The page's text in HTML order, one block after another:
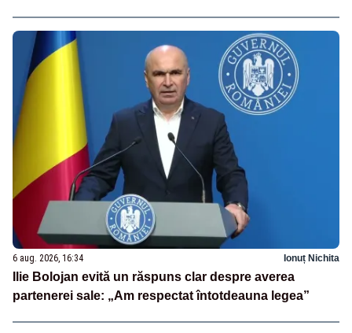
6 aug. 2026, 16:34 Ionuț Nichita
Ilie Bolojan evită un răspuns clar despre averea
partenerei sale: „Am respectat întotdeauna legea”